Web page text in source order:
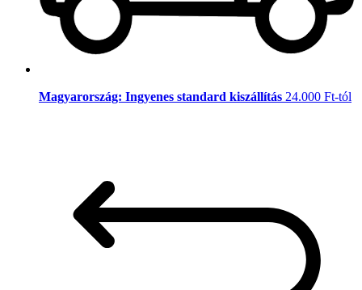
Magyarország: Ingyenes standard kiszállítás 24.000 Ft-tól